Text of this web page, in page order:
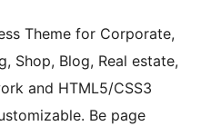
Theme for Corporate,
Shop, Blog, Real estate,
and HTML5/CSS3
Be page